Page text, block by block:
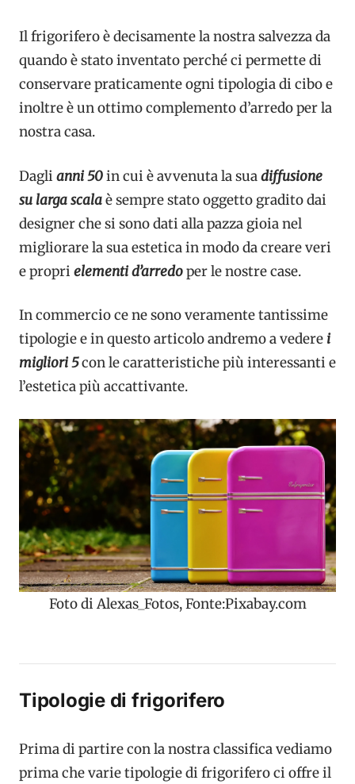
Il frigorifero è decisamente la nostra salvezza da
quando è stato inventato perché ci permette di
conservare praticamente ogni tipologia di cibo e
inoltre è un ottimo complemento d’arredo per la
nostra casa.
Dagli anni 50in cui è avvenuta la suadiffusione
su larga scalaè sempre stato oggetto gradito dai
designer che si sono dati alla pazza gioia nel
migliorare la sua estetica in modo da creare veri
e propri elementi d’arredoper le nostre case.
In commercio ce ne sono veramente tantissime
tipologie e in questo articolo andremo a vedere i
migliori 5con le caratteristiche più interessanti e
l’estetica più accattivante.
Foto di Alexas_Fotos, Fonte:Pixabay.com
Tipologie di frigorifero
Prima di partire con la nostra classifica vediamo
prima che varie tipologie di frigorifero ci offre il